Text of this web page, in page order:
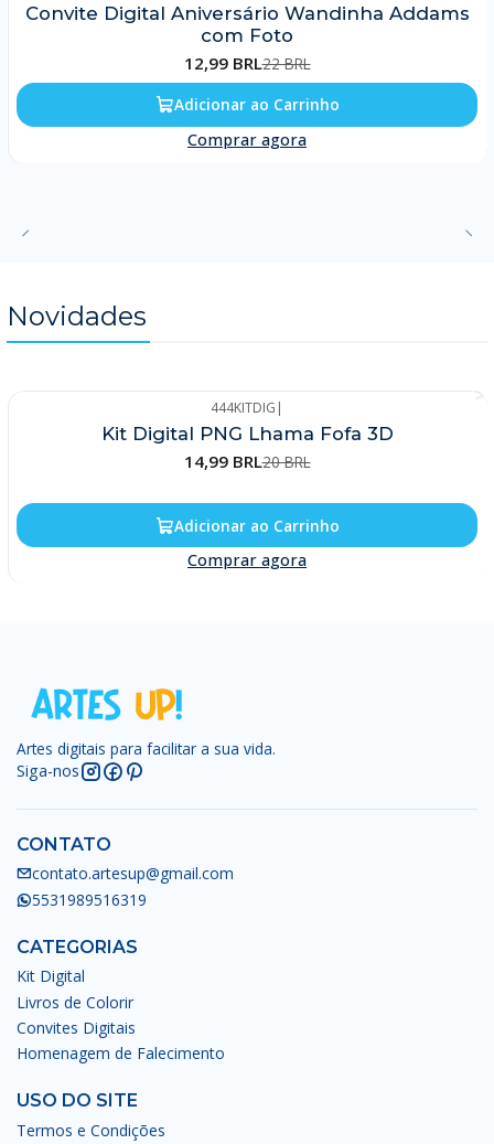
Convite Digital Aniversário Wandinha Addams
com Foto
12,99 BRL22 BRL
Adicionar ao Carrinho
Comprar agora
Novidades
444KITDIG |
Kit Digital PNG Lhama Fofa 3D
14,99 BRL20 BRL
Adicionar ao Carrinho
Comprar agora
Artes digitais para facilitar a sua vida.
Siga-nos
CONTATO
contato.artesup@gmail.com
5531989516319
CATEGORIAS
Kit Digital
Livros de Colorir
Convites Digitais
Homenagem de Falecimento
USO DO SITE
Termos e Condições